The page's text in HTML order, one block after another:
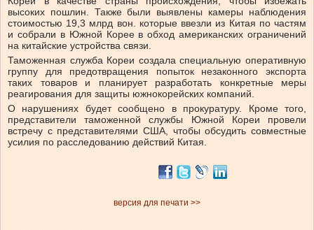
высоких пошлин. Также были выявлены камеры наблюдения
стоимостью 19,3 млрд вон. которые ввезли из Китая по частям
и собрали в Южной Корее в обход американских ограничений
на китайские устройства связи.
Таможенная служба Кореи создала специальную оперативную
группу для предотвращения попыток незаконного экспорта
таких товаров и планирует разработать конкретные меры
реагирования для защиты южнокорейских компаний.
О нарушениях будет сообщено в прокуратуру. Кроме того,
представители таможенной службы Южной Кореи провели
встречу с представителями США, чтобы обсудить совместные
усилия по расследованию действий Китая.
версия для печати >>